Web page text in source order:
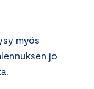
myös
jo